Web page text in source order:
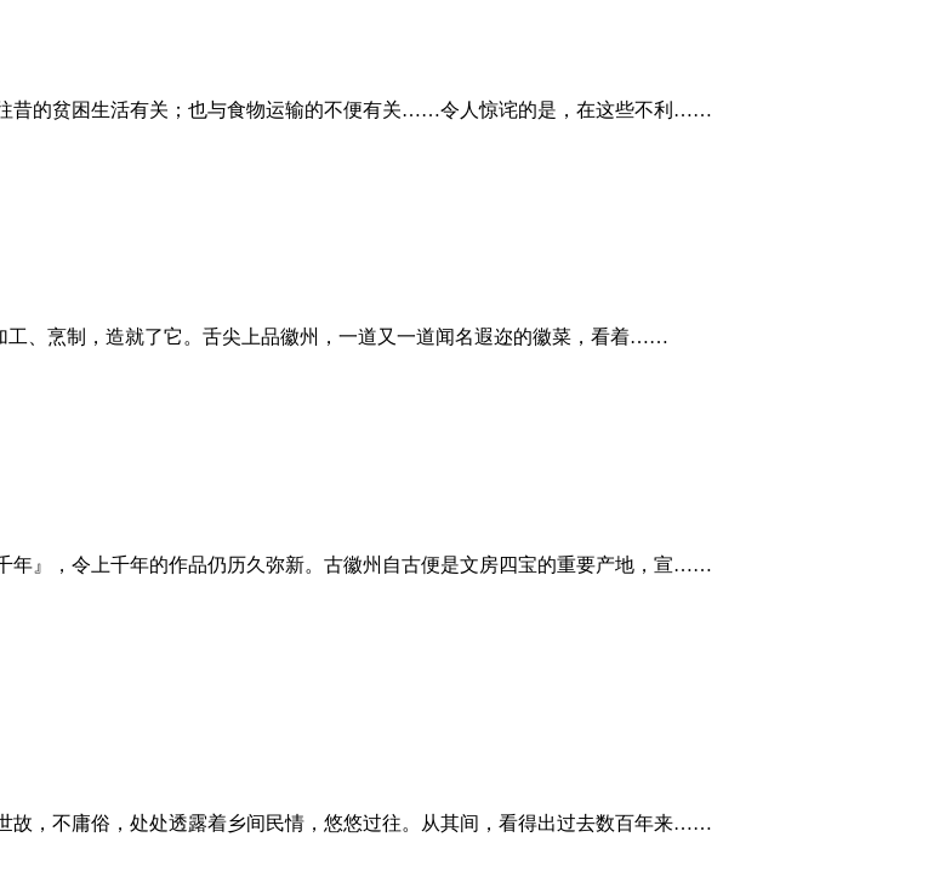
昔的贫困生活有关；也与食物运输的不便有关……令人惊诧的是，在这些不利……
工、烹制，造就了它。舌尖上品徽州，一道又一道闻名遐迩的徽菜，看着……
年』，令上千年的作品仍历久弥新。古徽州自古便是文房四宝的重要产地，宣……
，不庸俗，处处透露着乡间民情，悠悠过往。从其间，看得出过去数百年来……